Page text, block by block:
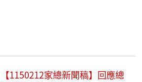
【1150212家總新聞稿】回應總